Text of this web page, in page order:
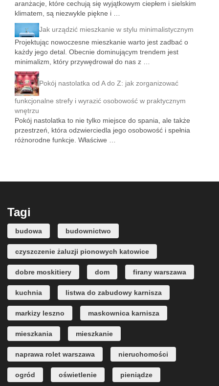
aranżacje, które cechują się wyjątkowym ciepłem i sielskim
klimatem, są niezwykle piękne i …
Jak urządzić mieszkanie w stylu minimalistycznym
Projektując nowoczesne mieszkanie warto jest zadbać o
każdy jego detal. Obecnie dominującym trendem jest
minimalizm, który przywędrował do nas z …
Pokój nastolatka od A do Z: jak zorganizować
funkcjonalne strefy i wyrazić osobowość w praktycznym
wnętrzu
Pokój nastolatka to nie tylko miejsce do spania, ale także
przestrzeń, która odzwierciedla jego osobowość i spełnia
różnorodne funkcje. Właściwe …
Tagi
budowa budownictwo
czyszczenie żaluzji pionowych katowice
dobre moskitiery dom firany warszawa
kuchnia listwa do zabudowy karnisza
markizy leszno maskownica karnisza
mieszkania mieszkanie
naprawa rolet warszawa nieruchomości
ogród oświetlenie pieniądze